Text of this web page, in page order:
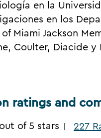
en la
en los
Miami Jackson
Coulter, Diacide y
ratings and
out of 5 stars 227